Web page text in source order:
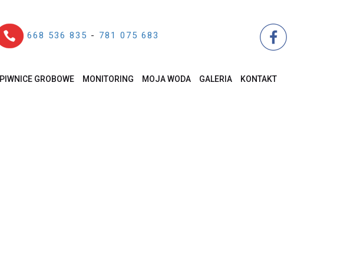
668 536 835 - 781 075 683
PIWNICE GROBOWE MONITORING MOJA WODA GALERIA KONTAKT